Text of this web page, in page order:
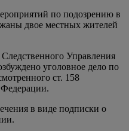
по подозрению в
двое местных жителей
Управления
уголовное дело по
ст. 158
Федерации.
в виде подписки о